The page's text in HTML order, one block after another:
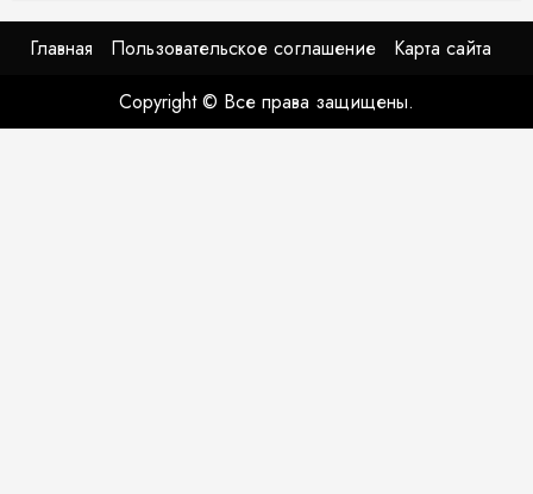
Главная Пользовательское соглашение
Карта сайта
Copyright © Все права защищены.